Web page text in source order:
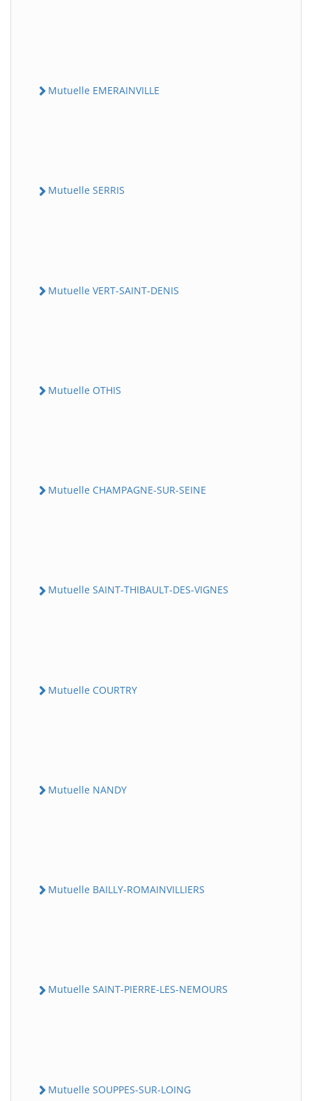
Mutuelle EMERAINVILLE
Mutuelle SERRIS
Mutuelle VERT-SAINT-DENIS
Mutuelle OTHIS
Mutuelle CHAMPAGNE-SUR-SEINE
Mutuelle SAINT-THIBAULT-DES-VIGNES
Mutuelle COURTRY
Mutuelle NANDY
Mutuelle BAILLY-ROMAINVILLIERS
Mutuelle SAINT-PIERRE-LES-NEMOURS
Mutuelle SOUPPES-SUR-LOING